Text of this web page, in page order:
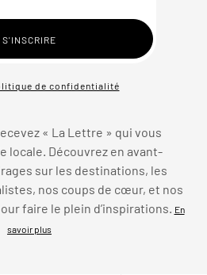
de confidentialité
« La Lettre » qui vous
locale. Découvrez en avant-
sur les destinations, les
nos coups de cœur, et nos
faire le plein d’inspirations.
En
savoir plus